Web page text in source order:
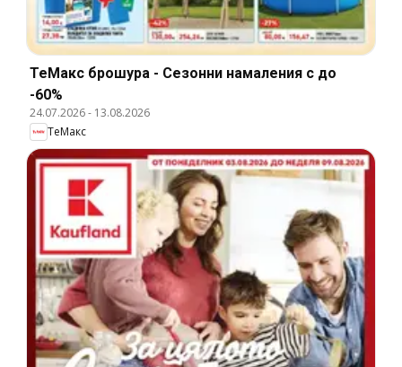
ТеMакс брошура - Сезонни намаления с до
-60%
24.07.2026- 13.08.2026
ТеMакс